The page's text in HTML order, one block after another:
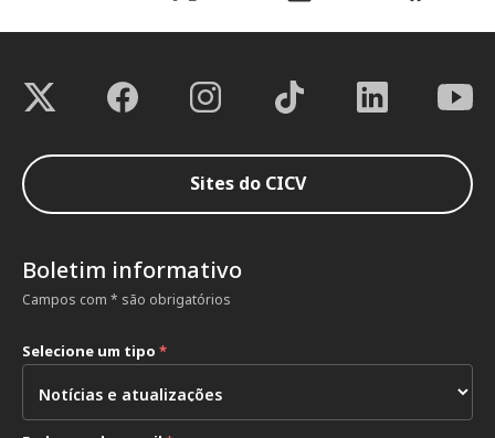
Sites do CICV
Boletim informativo
Campos com * são obrigatórios
Selecione um tipo *